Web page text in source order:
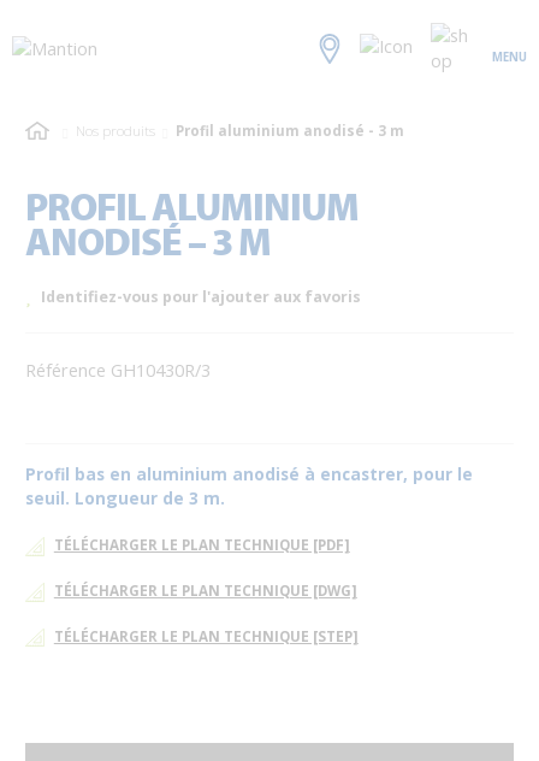
MENU
Nos produits Profil aluminium anodisé - 3 m
PROFIL ALUMINIUM
ANODISÉ – 3 M
Identifiez-vous pour l'ajouter aux favoris
Référence GH10430R/3
Profil bas en aluminium anodisé à encastrer, pour le
seuil. Longueur de 3 m.
TÉLÉCHARGER LE PLAN TECHNIQUE [PDF]
TÉLÉCHARGER LE PLAN TECHNIQUE [DWG]
TÉLÉCHARGER LE PLAN TECHNIQUE [STEP]